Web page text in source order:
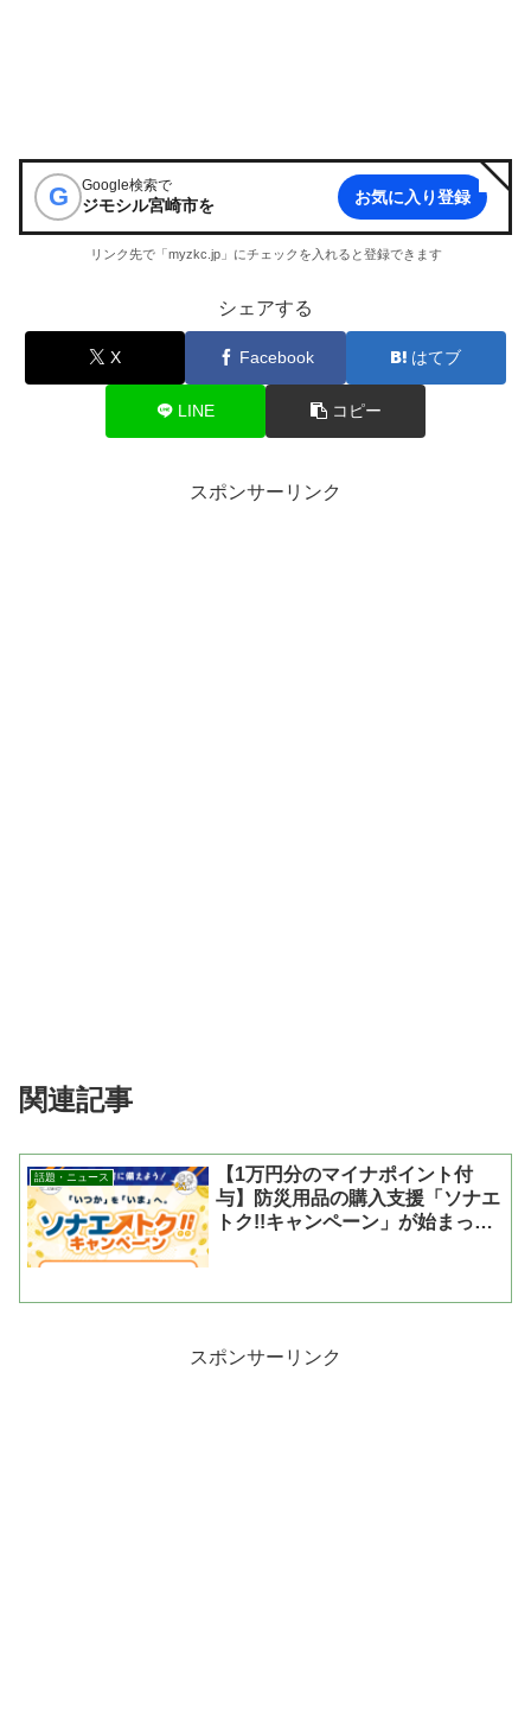
G Google検索で
ジモシル宮崎市を お気に入り登録
リンク先で「myzkc.jp」にチェックを入れると登録できます
シェアする
X Facebook はてブ
LINE コピー
スポンサーリンク
関連記事
話題・ニュース
【1万円分のマイナポイント付
与】防災用品の購入支援「ソナエ
トク!!キャンペーン」が始まった
スポンサーリンク